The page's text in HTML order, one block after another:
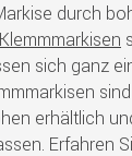
durch
Klemmmarkisen
sich ganz
erhältlich
Erfahren